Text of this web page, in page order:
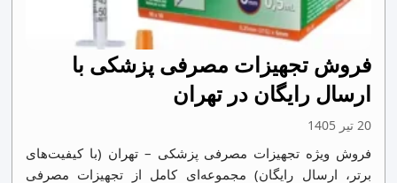
فروش تجهیزات مصرفی پزشکی با
ارسال رایگان در تهران
20 تیر 1405
فروش ویژه تجهیزات مصرفی پزشکی – تهران (با کیفیت‌های
برتر، ارسال رایگان) مجموعه‌ای کامل از تجهیزات مصرفی